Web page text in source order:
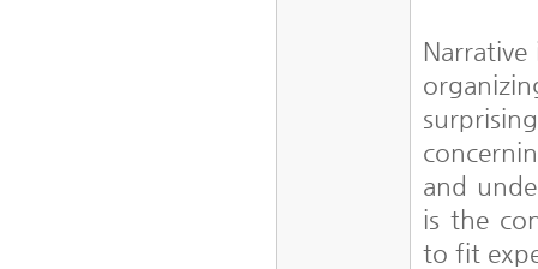
and
is the
to fit